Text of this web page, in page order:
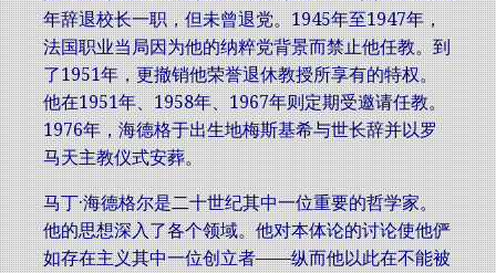
年辞退校长一职，但未曾退党。1945年至1947年，
法国职业当局因为他的纳粹党背景而禁止他任教。到
了1951年，更撤销他荣誉退休教授所享有的特权。
他在1951年、1958年、1967年则定期受邀请任教。
1976年，海德格于出生地梅斯基希与世长辞并以罗
马天主教仪式安葬。
马丁·海德格尔是二十世纪其中一位重要的哲学家。
他的思想深入了各个领域。他对本体论的讨论使他俨
如存在主义其中一位创立者——纵而他以此在不能被